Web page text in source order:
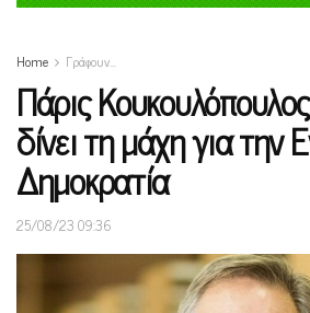
Home Γράφουν…
Πάρις
δίνει τη μάχη για την
Δημοκρατία
25/08/23 09:36